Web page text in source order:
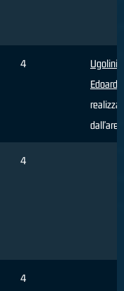
4
Ugolini
Edoardo
dall'area
4
4